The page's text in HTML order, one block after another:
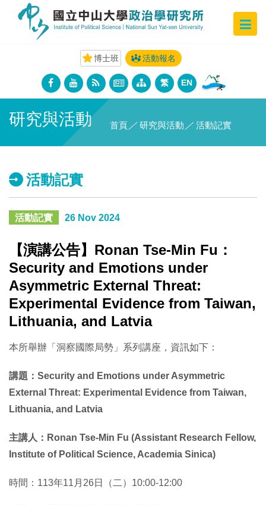
博士班 活動報名
繁 EN
研究與活動 首頁 ／ 研究與活動 ／ 活動記實
活動記實
活動記實 26 Nov 2024
【演講公告】Ronan Tse-Min Fu：
Security and Emotions under
Asymmetric External Threat:
Experimental Evidence from Taiwan,
Lithuania, and Latvia
本所舉辦「洞察國際局勢」系列講座，資訊如下：
講題：Security and Emotions under Asymmetric
External Threat: Experimental Evidence from Taiwan,
Lithuania, and Latvia
主講人：Ronan Tse-Min Fu (Assistant Research Fellow,
Institute of Political Science, Academia Sinica)
時間：113年11月26日（二）10:00-12:00